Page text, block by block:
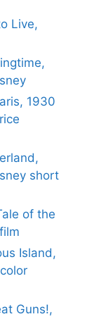
Live,
1930
short
of the
Island,
Guns!,